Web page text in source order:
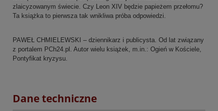
zlaicyzowanym świecie. Czy Leon XIV będzie papieżem przełomu?
Ta książka to pierwsza tak wnikliwa próba odpowiedzi.
PAWEŁ CHMIELEWSKI – dziennikarz i publicysta. Od lat związany
z portalem PCh24.pl. Autor wielu książek, m.in.: Ogień w Kościele,
Pontyfikat kryzysu.
Dane techniczne